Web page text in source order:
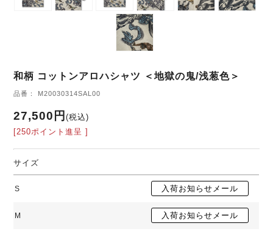
和柄 コットンアロハシャツ ＜地獄の鬼/浅葱色＞
品番： M20030314SAL00
27,500円(税込)
[250ポイント進呈 ]
サイズ
S
M